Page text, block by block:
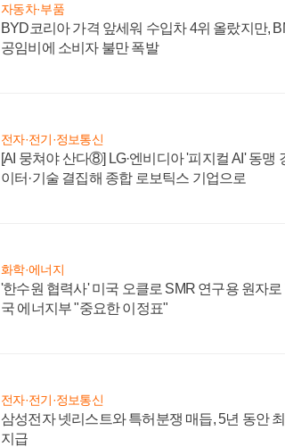
자동차·부품
BYD코리아 가격 앞세워 수입차 4위 올랐지만,
공임비에 소비자 불만 폭발
전자·전기·정보통신
[AI 뭉쳐야 산다⑧] LG·엔비디아 '피지컬 AI' 동맹
이터·기술 결집해 종합 로보틱스 기업으로
화학·에너지
'한수원 협력사' 미국 오클로 SMR 연구용 원자로
국 에너지부 "중요한 이정표"
전자·전기·정보통신
삼성전자 넷리스트와 특허분쟁 매듭, 5년 동안
지급